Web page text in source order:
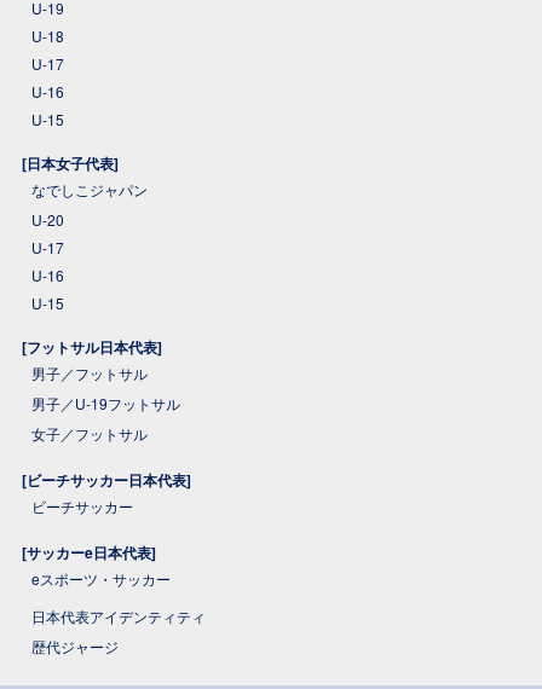
U-19
U-18
U-17
U-16
U-15
[日本女子代表]
なでしこジャパン
U-20
U-17
U-16
U-15
[フットサル日本代表]
男子／フットサル
男子／U-19フットサル
女子／フットサル
[ビーチサッカー日本代表]
ビーチサッカー
[サッカーe日本代表]
eスポーツ・サッカー
日本代表アイデンティティ
歴代ジャージ